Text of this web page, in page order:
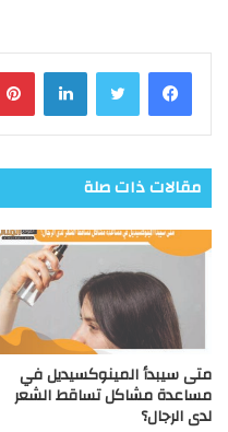
فيسبوك تويتر لينكدإن
مقالات ذات صلة
متى سيبدأ المينوكسيديل في
مساعدة مشاكل تساقط الشعر
لدى الرجال؟